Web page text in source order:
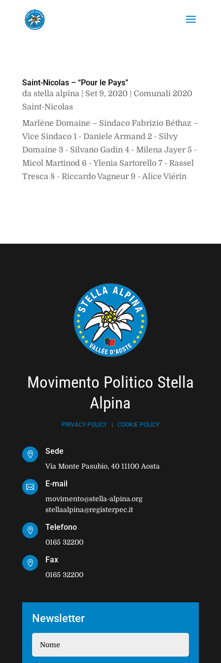
Saint-Nicolas – “Pour le Pays”
da stella alpina| Set 9, 2020
Comunali 2020
Saint-Nicolas
Marlène Domaine – Sindaco Fabrizio Béthaz –
Vice Sindaco 1 - Daniele Armand 2 - Silvy
Domaine 3 - Silvano Gadin 4 - Milena Jayer 5 -
Micol Martinod 6 - Ylenia Sartorello 7 - Rassel
Tresca 8 - Riccardo Vagneur 9 - Alice Viérin
Movimento Politico Stella
Alpina
PRIVACY POLICY| COOKIE POLICY
 Sede
Via Monte Pasubio, 40 11100 Aosta
 E-mail
movimento@stella-alpina.org
stellaalpina@registerpec.it
 Telefono
0165 32200
 Fax
0165 32200
Newsletter